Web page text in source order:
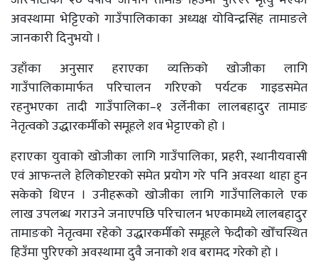
अवस्थामा भेट्टिएको गाउँपालिकाका अध्यक्ष योविन्द्रसिंह तामाङले
जानकारी दिनुभयो ।
उहाँका अनुसार हराएका व्यक्तिको खोजीका लागि
गाउँपालिकामार्फत परिचालन गरिएको पर्यटक गाइडसमेत
रहनुभएका तादी गाउँपालिका–१ उर्लेनीका लालबहादुर तामाङ
नेतृत्वको उद्धारकर्मीको समूहले शव भेट्टाएको हो ।
हराएका युवाको खोजीका लागि गाउँपालिका, प्रहरी, स्थानीयवासी
एवं आफन्तले हेलिकोप्टरको समेत प्रयोग गरे पनि अवस्था थाहा हुन
सकेको थिएन । उनीहरूको खोजीका लागि गाउँपालिकाले एक
लाख उपलब्ध गराउने जनाएपछि परिचालन भएकामध्ये लालबहादुर
तामाङको नेतृत्वमा रहेको उद्धारकर्मीको समूहले फेदीको खोँचस्थित
हिउँमा पुरिएको अवस्थामा दुवै जनाको शव बरामद गरेको हो ।